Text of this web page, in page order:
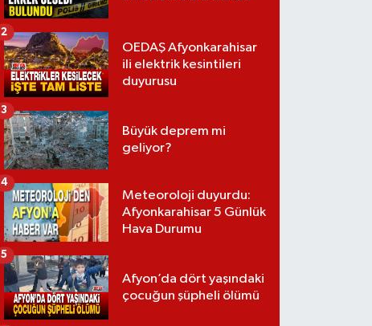
OEDAŞ Afyonkarahisar
ili elektrik kesintileri
duyurusu
2
Büyük deprem mi
geliyor?
3
Meteoroloji duyurdu:
Afyonkarahisar 5 Günlük
Hava Durumu
4
Afyon’da dört yaşındaki
çocuğun şüpheli ölümü
5